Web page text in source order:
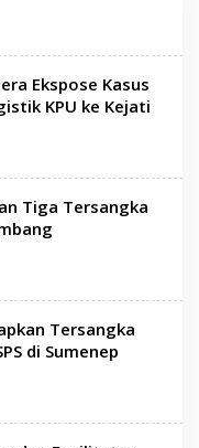
Ekspose Kasus
KPU ke Kejati
Tiga Tersangka
Tersangka
di Sumenep